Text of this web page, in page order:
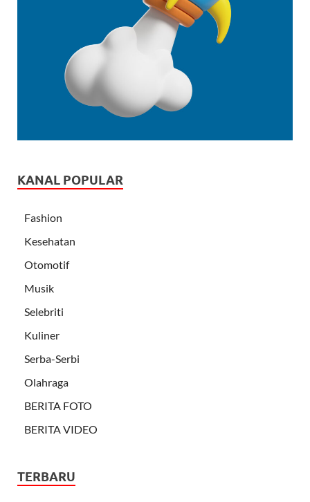
KANAL POPULAR
Fashion
Kesehatan
Otomotif
Musik
Selebriti
Kuliner
Serba-Serbi
Olahraga
BERITA FOTO
BERITA VIDEO
TERBARU